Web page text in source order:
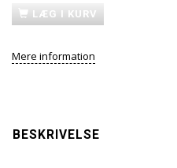
LÆG I KURV
Mere information
BESKRIVELSE